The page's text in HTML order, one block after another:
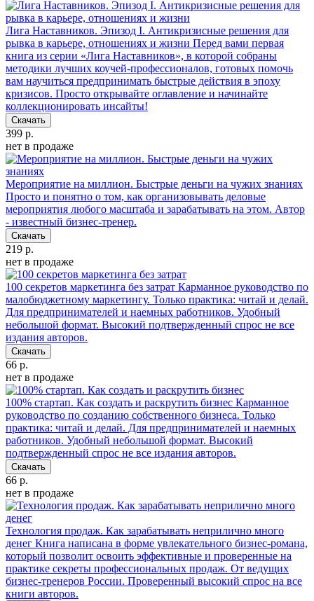
Лига Наставников. Эпизод I. Антикризисные решения для
рывка в карьере, отношениях и жизни Перед вами первая
книга из серии «Лига Наставников», в которой собраны
методики лучших коучей-профессионалов, готовых помочь
вам научиться предпринимать быстрые действия в эпоху
кризисов. Просто открывайте оглавление и начинайте
коллекционировать инсайты!
Скачать
399 р.
нет в продаже
Мероприятие на миллион. Быстрые деньги на чужих знаниях
Просто и понятно о том, как организовывать деловые
мероприятия любого масштаба и зарабатывать на этом. Автор
- известный бизнес-тренер.
Скачать
219 р.
нет в продаже
100 секретов маркетинга без затрат Карманное руководство по
малобюджетному маркетингу. Только практика: читай и делай.
Для предпринимателей и наемных работников. Удобный
небольшой формат. Высокий подтвержденный спрос не все
издания авторов.
Скачать
66 р.
нет в продаже
100% стартап. Как создать и раскрутить бизнес Карманное
руководство по созданию собственного бизнеса. Только
практика: читай и делай. Для предпринимателей и наемных
работников. Удобный небольшой формат. Высокий
подтвержденный спрос не все издания авторов.
Скачать
66 р.
нет в продаже
Технология продаж. Как зарабатывать неприлично много
денег Книга написана в форме увлекательного бизнес-романа,
который позволит освоить эффективные и проверенные на
практике секреты профессиональных продаж. От ведущих
бизнес-тренеров России. Проверенный высокий спрос на все
книги авторов.